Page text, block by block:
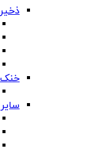
خنک
سایر